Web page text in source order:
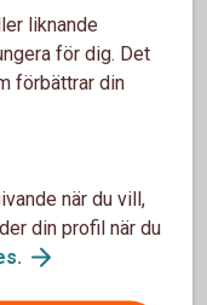
eller
du först
prestanda
liknande
för dig. Det
förbättrar din
när du vill,
din profil när du